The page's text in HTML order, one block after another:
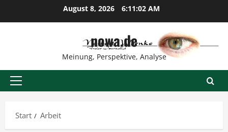
August 8, 2026 6:11:02 AM
nowa.de
Meinung, Perspektive, Analyse
Primäres
Start
Arbeit